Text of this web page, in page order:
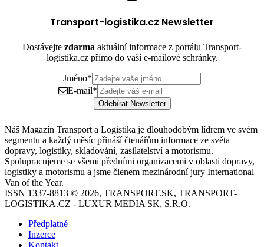
Transport-logistika.cz Newsletter
Dostávejte zdarma aktuální informace z portálu Transport-
logistika.cz přímo do vaší e-mailové schránky.
Jméno*
E-mail*
Odebírat Newsletter
Náš Magazín Transport a Logistika je dlouhodobým lídrem ve svém
segmentu a každý měsíc přináší čtenářům informace ze světa
dopravy, logistiky, skladování, zasilatelství a motorismu.
Spolupracujeme se všemi předními organizacemi v oblasti dopravy,
logistiky a motorismu a jsme členem mezinárodní jury International
Van of the Year.
ISSN 1337-8813 © 2026, TRANSPORT.SK, TRANSPORT-
LOGISTIKA.CZ - LUXUR MEDIA SK, S.R.O.
Předplatné
Inzerce